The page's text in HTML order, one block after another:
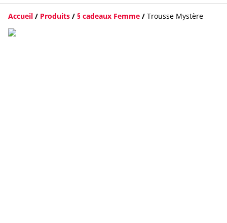
Accueil / Produits / § cadeaux Femme / Trousse Mystère